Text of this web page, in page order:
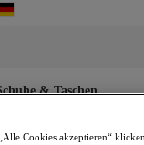
& Taschen
Cookies akzeptieren“